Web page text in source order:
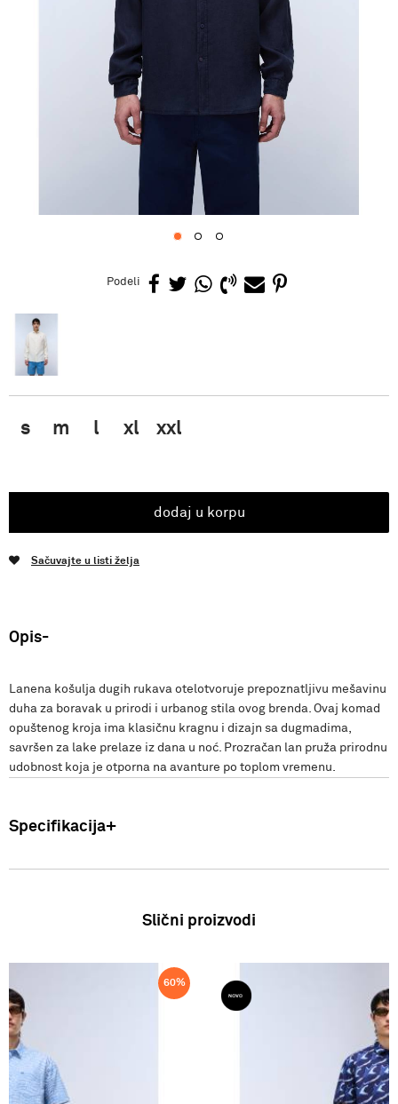
Podeli
s m l xl xxl
dodaj u korpu
Sačuvajte u listi želja
Opis
Lanena košulja dugih rukava otelotvoruje prepoznatljivu mešavinu
duha za boravak u prirodi i urbanog stila ovog brenda. Ovaj komad
opuštenog kroja ima klasičnu kragnu i dizajn sa dugmadima,
savršen za lake prelaze iz dana u noć. Prozračan lan pruža prirodnu
udobnost koja je otporna na avanture po toplom vremenu.
Specifikacija
kosulja Sastav: 100%lan Zemlja porekla: Indonezija SS26
Slični proizvodi
60%